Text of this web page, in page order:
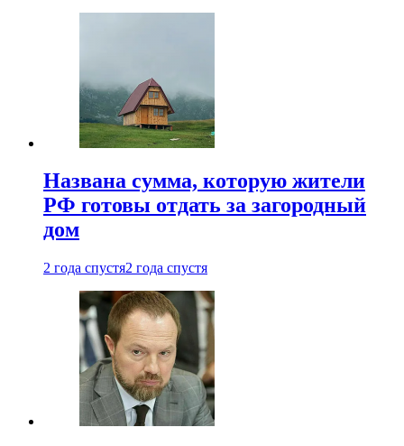
Названа сумма, которую жители
РФ готовы отдать за загородный
дом
2 года спустя2 года спустя